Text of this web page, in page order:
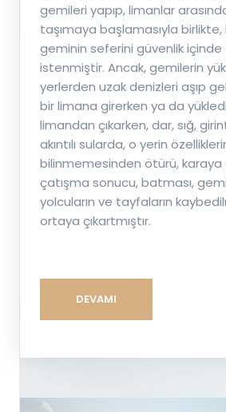
gemileri yapıp, limanlar
taşımaya başlamasıyla
geminin seferini güvenlik
istenmiştir. Ancak, gemilerin
yerlerden uzak denizleri aşıp
bir limana girerken ya da
limandan çıkarken, dar, sığ,
akıntılı sularda, o yerin
bilinmemesinden ötürü, karaya
çatışma sonucu, batması,
yolcuların ve tayfaların
ortaya çıkartmıştır.
DEVAMI